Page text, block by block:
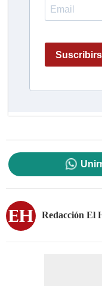
Redacción El